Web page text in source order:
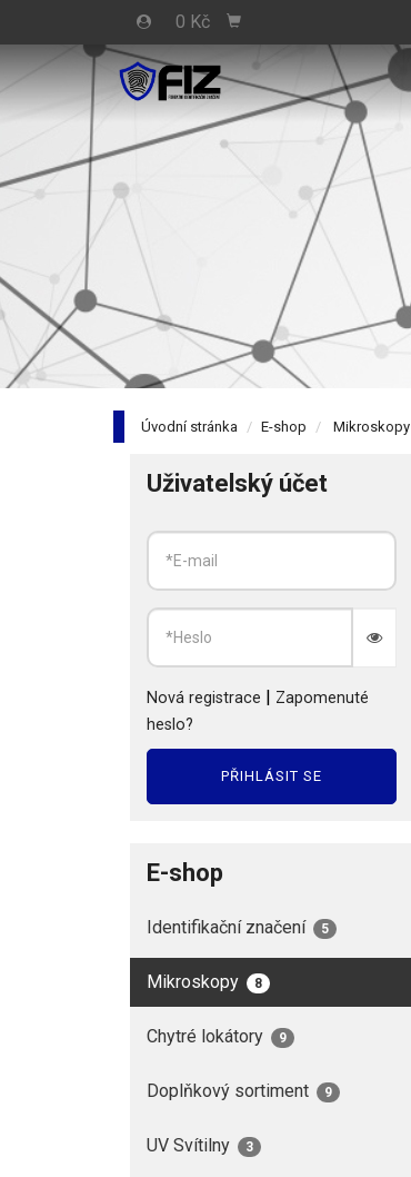
0 Kč
Úvodní stránka E-shop Mikroskopy
Uživatelský účet
Nová registrace | Zapomenuté
heslo?
PŘIHLÁSIT SE
E-shop
Identifikační značení 5
Mikroskopy 8
Chytré lokátory 9
Doplňkový sortiment 9
UV Svítilny 3